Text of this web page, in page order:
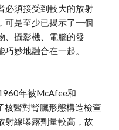
必須接受到較大的放射
可是至少已揭示了一個
、攝影機、電腦的發
妙地融合在一起。
年被McAfee和
核醫對腎臟形態構造檢查
射線曝露劑量較高，故